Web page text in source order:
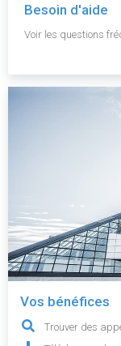
Besoin d'aide
Voir les questions
Vos bénéfices
Trouver des